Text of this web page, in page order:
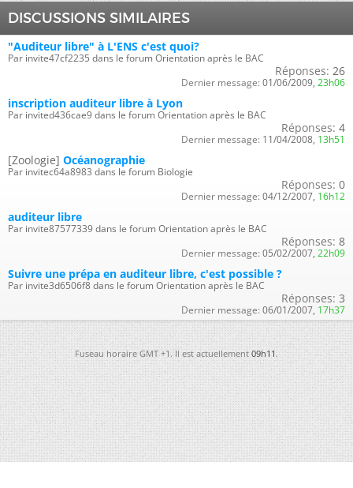
DISCUSSIONS SIMILAIRES
"Auditeur libre" à L'ENS c'est quoi?
Par invite47cf2235 dans le forum Orientation après le BAC
Réponses: 26
Dernier message: 01/06/2009, 23h06
inscription auditeur libre à Lyon
Par invited436cae9 dans le forum Orientation après le BAC
Réponses: 4
Dernier message: 11/04/2008, 13h51
[Zoologie] Océanographie
Par invitec64a8983 dans le forum Biologie
Réponses: 0
Dernier message: 04/12/2007, 16h12
auditeur libre
Par invite87577339 dans le forum Orientation après le BAC
Réponses: 8
Dernier message: 05/02/2007, 22h09
Suivre une prépa en auditeur libre, c'est possible ?
Par invite3d6506f8 dans le forum Orientation après le BAC
Réponses: 3
Dernier message: 06/01/2007, 17h37
Fuseau horaire GMT +1. Il est actuellement09h11.